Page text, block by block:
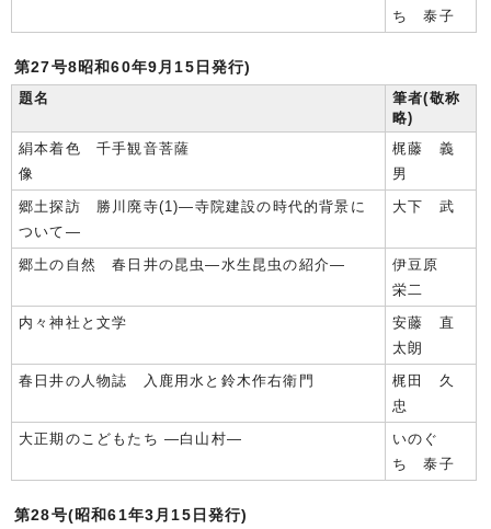
ち 泰子
第27号8昭和60年9月15日発行)
題名
筆者(敬称
略)
絹本着色 千手観音菩薩
像
梶藤 義
男
郷土探訪 勝川廃寺(1)―寺院建設の時代的背景に
ついて―
大下 武
郷土の自然 春日井の昆虫―水生昆虫の紹介―
伊豆原
栄二
内々神社と文学
安藤 直
太朗
春日井の人物誌 入鹿用水と鈴木作右衛門
梶田 久
忠
大正期のこどもたち ―白山村―
いのぐ
ち 泰子
第28号(昭和61年3月15日発行)